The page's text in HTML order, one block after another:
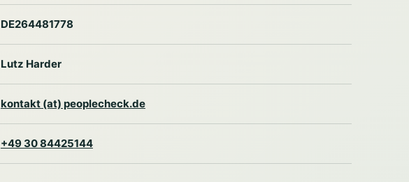
DE264481778
Lutz Harder
kontakt (at) peoplecheck.de
+49 30 84425144